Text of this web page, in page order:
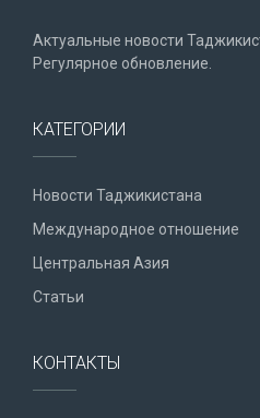
Актуальные новости
Регулярное обновление.
КАТЕГОРИИ
Новости Таджикистана
Международное отношение
Центральная Азия
Статьи
КОНТАКТЫ